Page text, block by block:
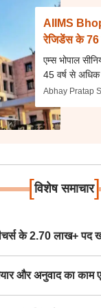
AIIMS
रेजिडेंस के 76
एम्स भोपाल
45 वर्ष से अधिक
Abhay Pratap
[विशेष समाचार]
के 2.70 लाख+ पद
और अनुवाद का काम